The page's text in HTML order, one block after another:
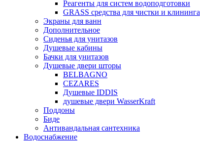
Реагенты для систем водоподготовки
GRASS средства для чистки и клининга
Экраны для ванн
Дополнительное
Сиденья для унитазов
Душевые кабины
Бачки для унитазов
Душевые двери шторы
BELBAGNO
CEZARES
Душевые IDDIS
душевые двери WasserKraft
Поддоны
Биде
Антивандальная сантехника
Водоснабжение